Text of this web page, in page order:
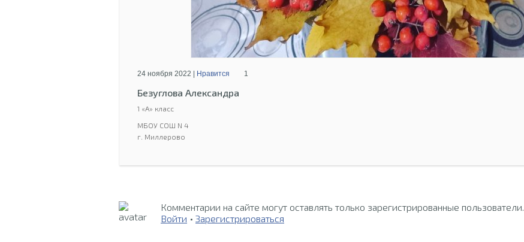
24 ноября 2022 | Нравится 1
Безуглова Александра
1 «А» класс
МБОУ СОШ N 4
г. Миллерово
Комментарии на сайте могут оставлять только зарегистрированные пользователи.
Войти • Зарегистрироваться